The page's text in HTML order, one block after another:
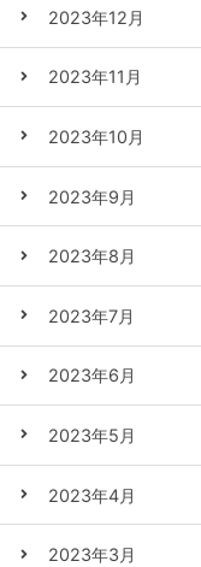
2023年12月
2023年11月
2023年10月
2023年9月
2023年8月
2023年7月
2023年6月
2023年5月
2023年4月
2023年3月